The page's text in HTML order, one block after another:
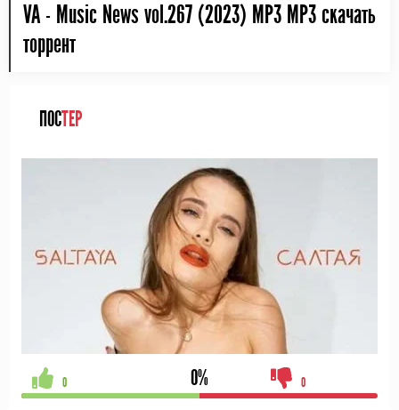
VA - Music News vol.267 (2023) MP3 MP3 cкачать
торрент
ПОСТЕР
0 0% 0